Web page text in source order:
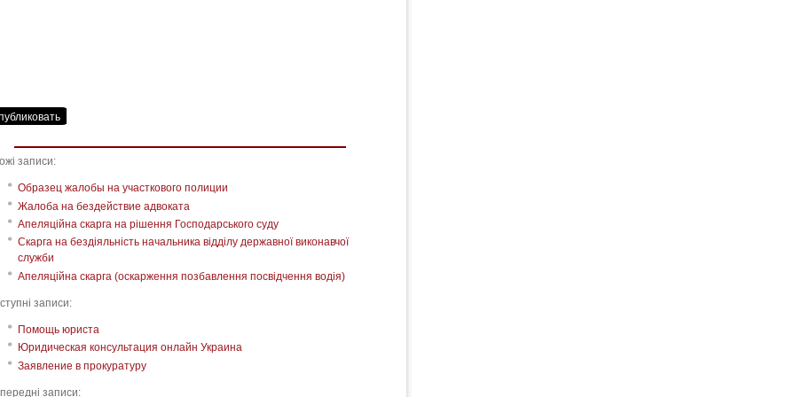
записи:
Образец жалобы на участкового полиции
Жалоба на бездействие адвоката
Апеляційна скарга на рішення Господарського суду
Скарга на бездіяльність начальника відділу державної виконавчої
служби
Апеляційна скарга (оскарження позбавлення посвідчення водія)
записи:
Помощь юриста
Юридическая консультация онлайн Украина
Заявление в прокуратуру
записи: